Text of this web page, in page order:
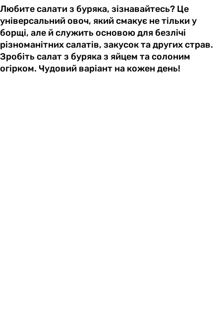
Любите салати з буряка, зізнавайтесь? Це
універсальний овоч, який смакує не тільки у
борщі, але й служить основою для безлічі
різноманітних салатів, закусок та других страв.
Зробіть салат з буряка з яйцем та солоним
огірком. Чудовий варіант на кожен день!